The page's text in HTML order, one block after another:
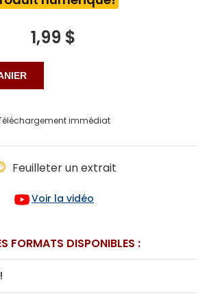
1,99 $
immédiat
Feuilleter un extrait
Voir la vidéo
FORMATS DISPONIBLES :